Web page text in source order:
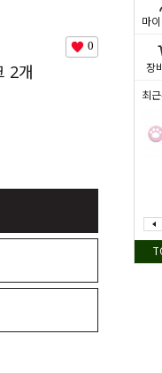
마
장
최
0
2개